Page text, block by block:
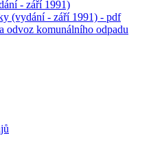
- září 1991)
(vydání - září 1991) - pdf
odvoz komunálního odpadu